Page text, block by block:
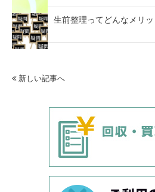
生前整理ってどんなメリ
新しい記事へ